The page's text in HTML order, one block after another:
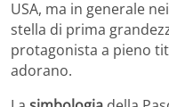
USA, ma in generale
stella di prima
protagonista a pieno
adorano.